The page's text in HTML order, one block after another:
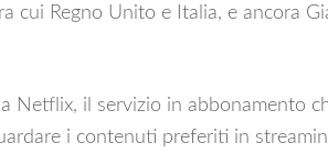
cui Regno Unito e Italia, e ancora
a Netflix, il servizio in abbonamento
i contenuti preferiti in